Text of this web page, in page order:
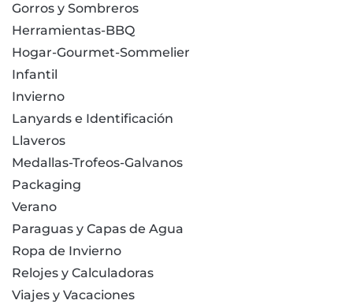
Gorros y Sombreros
Herramientas-BBQ
Hogar-Gourmet-Sommelier
Infantil
Invierno
Lanyards e Identificación
Llaveros
Medallas-Trofeos-Galvanos
Packaging
Verano
Paraguas y Capas de Agua
Ropa de Invierno
Relojes y Calculadoras
Viajes y Vacaciones